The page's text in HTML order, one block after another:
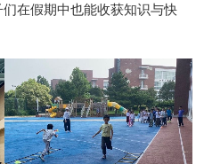
在假期中也能收获知识与快